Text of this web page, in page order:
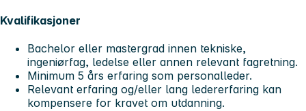
Kvalifikasjoner
Bachelor eller mastergrad innen tekniske,
ingeniørfag, ledelse eller annen relevant fagretning.
Minimum 5 års erfaring som personalleder.
Relevant erfaring og/eller lang ledererfaring kan
kompensere for kravet om utdanning.